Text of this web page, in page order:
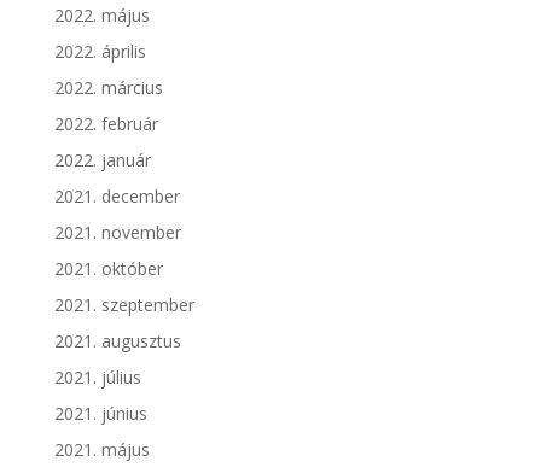
2022. május
2022. április
2022. március
2022. február
2022. január
2021. december
2021. november
2021. október
2021. szeptember
2021. augusztus
2021. július
2021. június
2021. május